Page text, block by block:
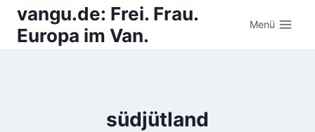
Zum
Inhalt
springen
vangu.de: Frei. Frau.
Europa im Van.
Menü
südjütland